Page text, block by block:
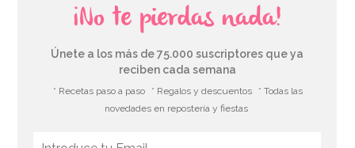
¡No te pierdas nada!
Únete a los más de 75.000 suscriptores que ya
reciben cada semana
* Recetas paso a paso * Regalos y descuentos
* Todas las
novedades en repostería y fiestas